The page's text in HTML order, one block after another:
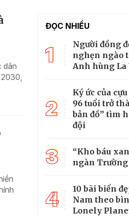
dân
ĐỌC NHIỀU
1
Người đồng
nghẹn ngào
Anh hùng La
2
Ký ức của
96 tuổi trở
bản đồ” tìm
đội
3
“Kho báu
ngàn Trường
4
10 bãi biển
Nam theo
Lonely